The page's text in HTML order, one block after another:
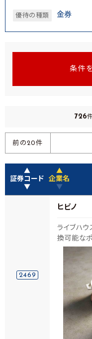
優待の種類 金券
条件
726
前の20件
▲
証券コード
▼
▲
企業名
▼
2469
ヒビノ
ライブハウ
換可能なポ